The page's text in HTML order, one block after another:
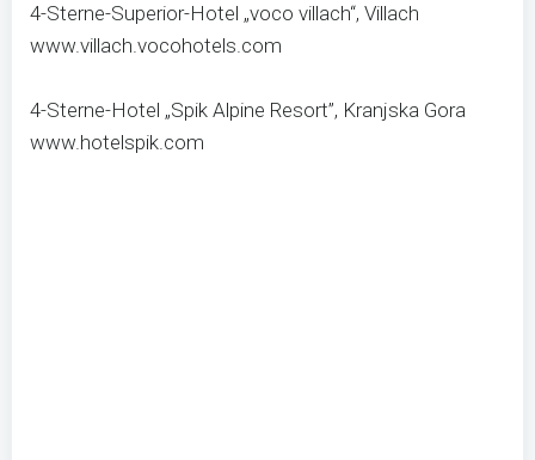
4-Sterne-Superior-Hotel „voco villach“, Villach
www.villach.vocohotels.com
4-Sterne-Hotel „Spik Alpine Resort”, Kranjska Gora
www.hotelspik.com